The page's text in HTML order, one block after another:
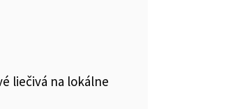
liečivá na lokálne